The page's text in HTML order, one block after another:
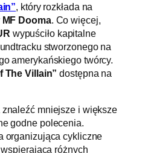
, który rozkłada na
MF Dooma . Co więcej,
wypuściło kapitalne
stworzonego na
amerykańskiego twórcy.
The Villain” dostępna na
znaleźć mniejsze i większe
godne polecenia.
organizująca cykliczne
różnych